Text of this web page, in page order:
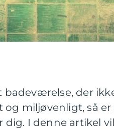
badeværelse, der
miljøvenligt, så er
I denne artikel